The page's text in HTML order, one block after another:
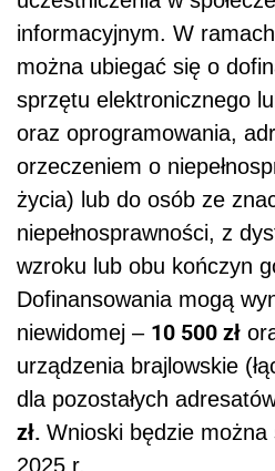
informacyjnym. W
można ubiegać się o
sprzętu elektronicznego
oraz oprogramowania,
orzeczeniem o
życia) lub do osób ze
niepełnosprawności, z
wzroku lub obu kończyn
Dofinansowania mogą
niewidomej – 10 500 zł
urządzenia brajlowskie
dla pozostałych
zł. Wnioski będzie można
2025 r.